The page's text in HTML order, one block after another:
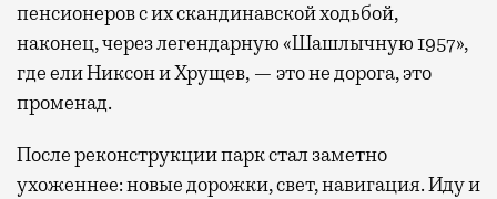
пенсионеров с их скандинавской ходьбой,
наконец, через легендарную «Шашлычную 1957»,
где ели Никсон и Хрущев, — это не дорога, это
променад.
После реконструкции парк стал заметно
ухоженнее: новые дорожки, свет, навигация. Иду и